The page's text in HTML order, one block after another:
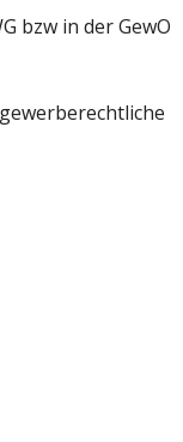
bzw in der GewO